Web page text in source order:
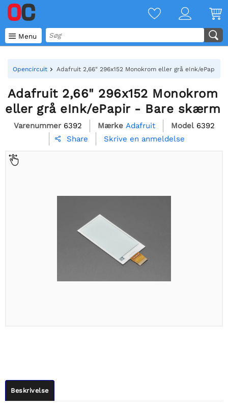
 Menu
Opencircuit Adafruit 2,66" 296x152 Monokrom eller grå eInk/ePapir -
Adafruit 2,66" 296x152 Monokrom
eller grå eInk/ePapir - Bare skærm
Varenummer 6392 Mærke Adafruit Model 6392
 Share Skrive en anmeldelse
Beskrivelse